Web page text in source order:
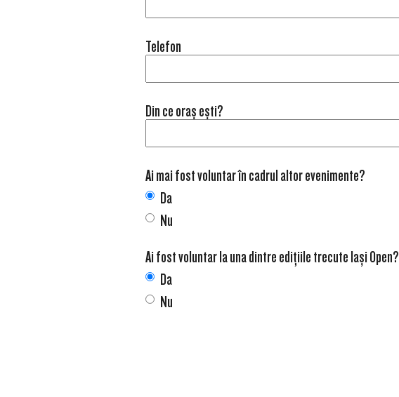
Telefon
Din ce oraș ești?
Ai mai fost voluntar în cadrul altor evenimente?
Da
Nu
Ai fost voluntar la una dintre edițiile trecute Iași Open?
Da
Nu